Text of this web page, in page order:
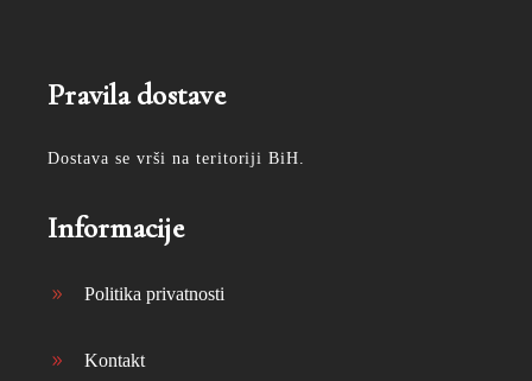
Pravila dostave
Dostava se vrši na teritoriji BiH.
Informacije
Politika privatnosti
Kontakt